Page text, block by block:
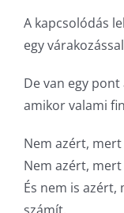
A kapcsolódás
egy
De van egy
amikor valami
Nem azért,
Nem azért,
És nem is